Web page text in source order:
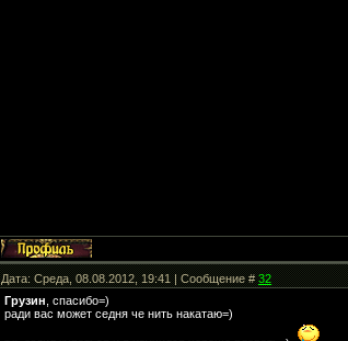
Дата: Среда, 08.08.2012, 19:41 | Сообщение #32
Грузин , спасибо=)
ради вас может седня че нить накатаю=)